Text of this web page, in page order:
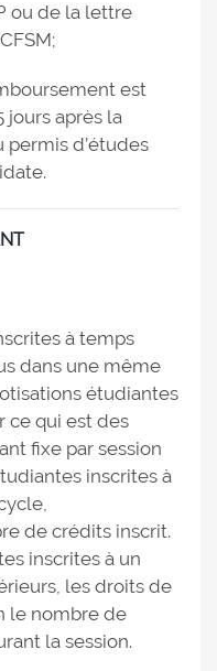
ou de la lettre
est
jours après la
d’études
à temps
dans une même
étudiantes
ce qui est des
fixe par session
inscrites à
de crédits inscrit.
inscrites à un
les droits de
le nombre de
la session.